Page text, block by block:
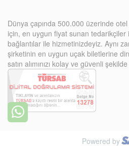
Dünya çapında 500.000 üzerinde
için, en uygun fiyat sunan tedarikçiler
bağlantılar ile hizmetinizdeyiz. Aynı
şirketinin en uygun uçak biletlerine
satın alımınızı kolay ve güvenli
Powered by